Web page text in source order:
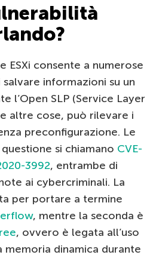
ESXi consente a numerose
informazioni su un
l’Open SLP (Service Layer
altre cose, può rilevare i
preconfigurazione. Le
si chiamano CVE-
3992, entrambe di
ai cybercriminali. La
per portare a termine
, mentre la seconda è
, ovvero è legata all’uso
memoria dinamica durante